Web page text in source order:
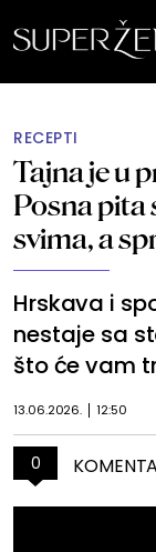
RECEPTI
Tajna je u
Posna pita
svima, a
Hrskava i
nestaje sa
što će vam
13.06.2026. 12:50
0